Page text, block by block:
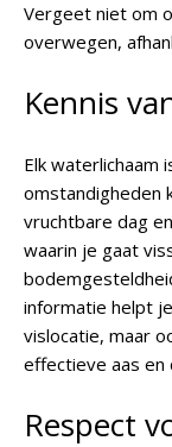
Vergeet niet om
overwegen,
Kennis
Elk waterlichaam
omstandigheden
vruchtbare dag
waarin je gaat
informatie helpt
vislocatie, maar
effectieve aas en
Respect